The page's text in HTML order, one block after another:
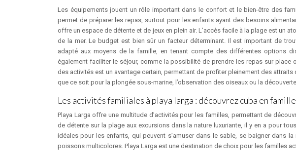
Les équipements jouent un rôle important dans le confort et le bien-être des
permet de préparer les repas, surtout pour les enfants ayant des besoins
offre un espace de détente et de jeux en plein air. L’accès facile à la plage est un
de la mer. Le budget est bien sûr un facteur déterminant. Il est important de
adapté aux moyens de la famille, en tenant compte des différentes options
également faciliter le séjour, comme la possibilité de prendre les repas sur place
des activités est un avantage certain, permettant de profiter pleinement des
que ce soit pour la plongée sous-marine, l’observation des oiseaux ou la
Les activités familiales à playa larga : découvrez cuba en famille
Playa Larga offre une multitude d’activités pour les familles, permettant de
de détente sur la plage aux excursions dans la nature luxuriante, il y en a pour
idéales pour les enfants, qui peuvent s’amuser dans le sable, se baigner dans
poissons multicolores. Playa Larga est une destination de choix pour les familles